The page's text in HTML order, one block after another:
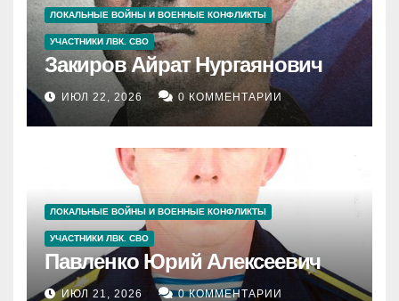
ЛОКАЛЬНЫЕ ВОЙНЫ И ВОЕННЫЕ КОНФЛИКТЫ
УЧАСТНИКИ ЛВК. СВО
Закиров Айрат Нургаянович
ИЮЛ 22, 2026 0 КОММЕНТАРИИ
ЛОКАЛЬНЫЕ ВОЙНЫ И ВОЕННЫЕ КОНФЛИКТЫ
УЧАСТНИКИ ЛВК. СВО
Павленко Юрий Алексеевич
ИЮЛ 21, 2026 0 КОММЕНТАРИИ